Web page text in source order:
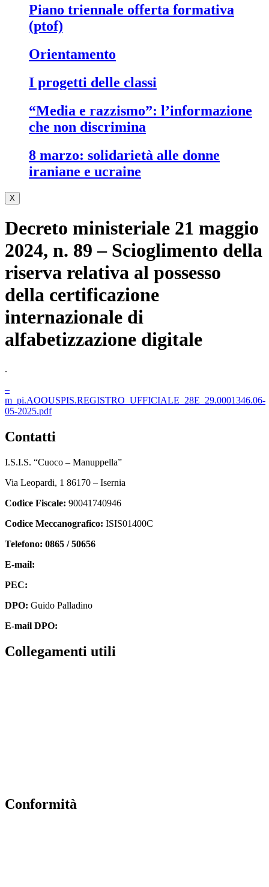
piano triennale offerta formativa
(ptof)
orientamento
i progetti delle classi
“media e razzismo”: l’informazione
che non discrimina
8 marzo: solidarietà alle donne
iraniane e ucraine
X
Decreto ministeriale 21 maggio
2024, n. 89 – Scioglimento della
riserva relativa al possesso
della certificazione
internazionale di
alfabetizzazione digitale
.
–
m_pi.AOOUSPIS.REGISTRO_UFFICIALE_28E_29.0001346.06-
05-2025.pdf
contatti
I.S.I.S. “Cuoco – Manuppella”
Via Leopardi, 1 86170 – Isernia
Codice Fiscale: 90041740946
Codice Meccanografico: ISIS01400C
Telefono: 0865 / 50656
E-mail:
PEC:
DPO: Guido Palladino
E-mail DPO:
collegamenti utili
conformità